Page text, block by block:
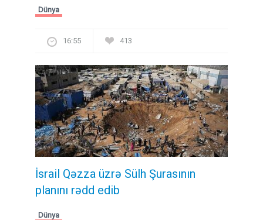
Dünya
16:55 413
İsrail Qəzza üzrə Sülh Şurasının
planını rədd edib
Dünya